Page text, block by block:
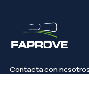
Contacta con